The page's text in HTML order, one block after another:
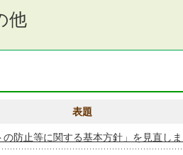
他
表題
の防止等に関する基本方針」を見直しま